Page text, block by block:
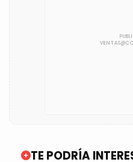
TE PODRÍA